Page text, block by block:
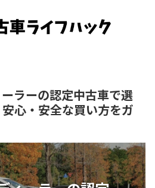
ラーの認定中古車で選
心・安全な買い方をガ